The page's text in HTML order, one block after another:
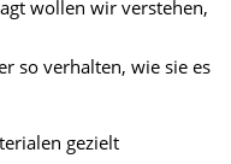
wollen wir verstehen,
so verhalten, wie sie es
gezielt